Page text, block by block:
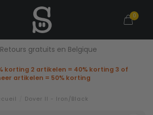
0
Retours gratuits en Belgique
korting 2 artikelen = 40% korting 3 of
artikelen = 50% korting
Dover II - Iron/Black